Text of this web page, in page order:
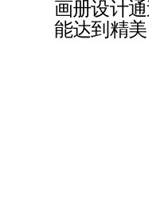
画册设计
能达到精美